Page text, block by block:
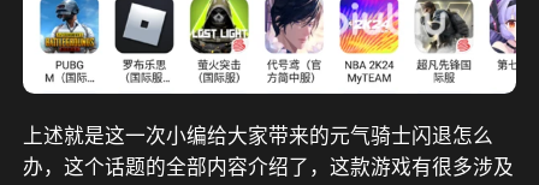
上述就是这一次小编给大家带来的元气骑士闪退怎么
办，这个话题的全部内容介绍了，这款游戏有很多涉及